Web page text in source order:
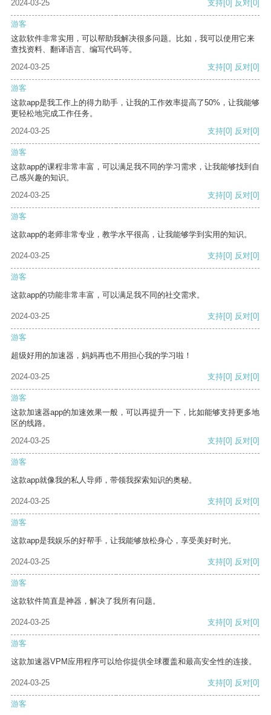
2024-03-25 支持 [0] 反对 [0]
游客
这款软件非常实用，可以帮助我解决很多问题。比如，我可以使用它来
查找资料、翻译语言、编写代码等。
2024-03-25
支持[0] 反对[0]
游客
这款app是我工作上的得力助手，让我的工作效率提高了50%，让我能够
更轻松地完成工作任务。
2024-03-25
支持[0] 反对[0]
游客
这款app的课程非常丰富，可以满足我不同的学习需求，让我能够找到自
己感兴趣的知识。
2024-03-25
支持[0] 反对[0]
游客
这款app的老师非常专业，教学水平很高，让我能够学到实用的知识。
2024-03-25 支持[0] 反对[0]
游客
这款app的功能非常丰富，可以满足我不同的社交需求。
2024-03-25 支持[0] 反对[0]
游客
超级好用的加速器，妈妈再也不用担心我的学习啦！
2024-03-25 支持[0] 反对[0]
游客
这款加速器app的加速效果一般，可以再提升一下，比如能够支持更多地
区的线路。
2024-03-25
支持[0] 反对[0]
游客
这款app就像我的私人导师，带领我探索知识的奥秘。
2024-03-25 支持[0] 反对[0]
游客
这款app是我娱乐的好帮手，让我能够放松身心，享受美好时光。
2024-03-25 支持[0] 反对[0]
游客
这款软件简直是神器，解决了我所有问题。
2024-03-25 支持[0] 反对[0]
游客
这款加速器VPM应用程序可以给你提供全球覆盖和最高安全性的连接。
2024-03-25 支持[0] 反对[0]
游客